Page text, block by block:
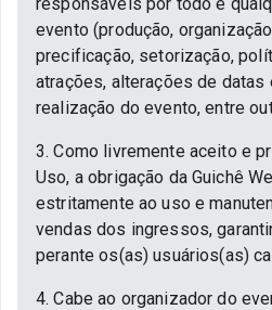
evento (produção,
precificação, setorização,
atrações, alterações de datas
realização do evento, entre
3. Como livremente aceito e
Uso, a obrigação da Guichê
estritamente ao uso e
vendas dos ingressos,
perante os(as) usuários(as)
4. Cabe ao organizador do